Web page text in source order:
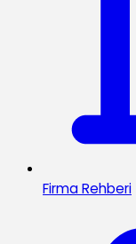
Firma Rehberi